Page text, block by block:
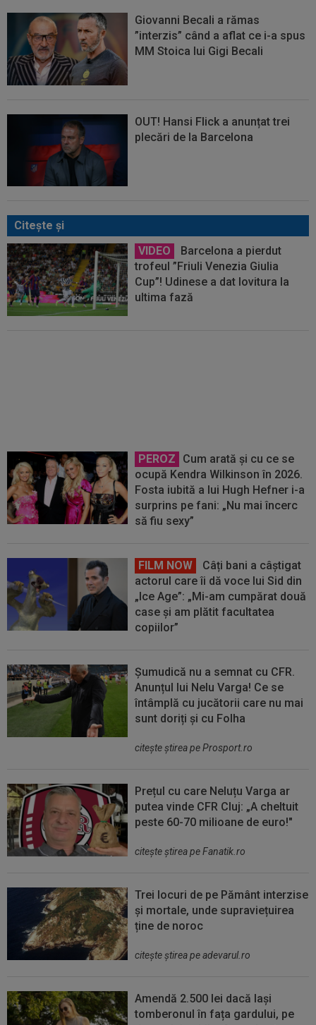
Giovanni Becali a rămas
”interzis” când a aflat ce i-a spus
MM Stoica lui Gigi Becali
OUT! Hansi Flick a anunțat trei
plecări de la Barcelona
Citeşte şi
VIDEO
Barcelona a pierdut
trofeul ”Friuli Venezia Giulia
Cup”! Udinese a dat lovitura la
ultima fază
PEROZ
Cum arată și cu ce se
ocupă Kendra Wilkinson în 2026.
Fosta iubită a lui Hugh Hefner i-a
surprins pe fani: „Nu mai încerc
să fiu sexy”
FILM NOW
Câți bani a câștigat
actorul care îi dă voce lui Sid din
„Ice Age”: „Mi-am cumpărat două
case și am plătit facultatea
copiilor”
Șumudică nu a semnat cu CFR.
Anunțul lui Nelu Varga! Ce se
întâmplă cu jucătorii care nu mai
sunt doriți și cu Folha
citeşte ştirea pe Prosport.ro
Prețul cu care Neluțu Varga ar
putea vinde CFR Cluj: „A cheltuit
peste 60-70 milioane de euro!"
citeşte ştirea pe Fanatik.ro
Trei locuri de pe Pământ interzise
și mortale, unde supraviețuirea
ține de noroc
citeşte ştirea pe adevarul.ro
Amendă 2.500 lei dacă lași
tomberonul în fața gardului, pe